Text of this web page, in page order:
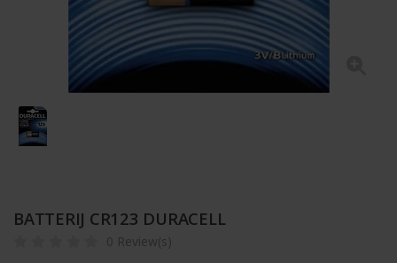
BATTERIJ CR123 DURACELL
0 Review(s)